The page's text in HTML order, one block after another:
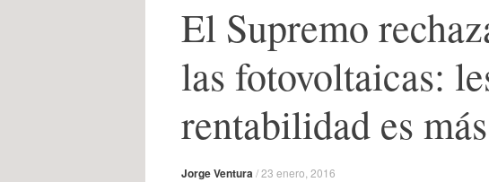
El Supremo
las fotovoltaicas:
rentabilidad es
Jorge Ventura/23 enero, 2016